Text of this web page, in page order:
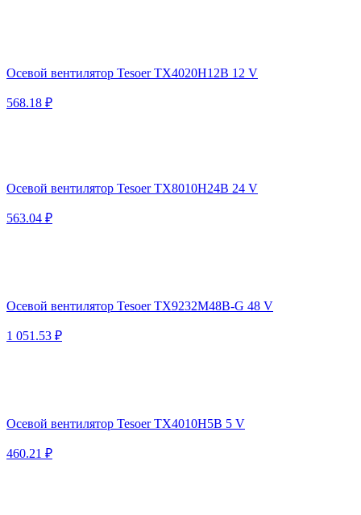
Осевой вентилятор Tesoer TX4020H12B 12 V
568.18 ₽
Осевой вентилятор Tesoer TX8010H24B 24 V
563.04 ₽
Осевой вентилятор Tesoer TX9232M48B-G 48 V
1 051.53 ₽
Осевой вентилятор Tesoer TX4010H5B 5 V
460.21 ₽